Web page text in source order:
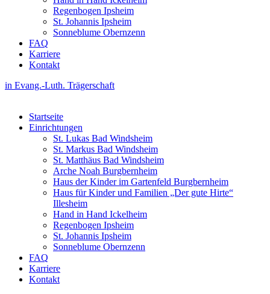
Regenbogen Ipsheim
St. Johannis Ipsheim
Sonneblume Obernzenn
FAQ
Karriere
Kontakt
in Evang.-Luth. Trägerschaft
Startseite
Einrichtungen
St. Lukas Bad Windsheim
St. Markus Bad Windsheim
St. Matthäus Bad Windsheim
Arche Noah Burgbernheim
Haus der Kinder im Gartenfeld Burgbernheim
Haus für Kinder und Familien „Der gute Hirte“
Illesheim
Hand in Hand Ickelheim
Regenbogen Ipsheim
St. Johannis Ipsheim
Sonneblume Obernzenn
FAQ
Karriere
Kontakt